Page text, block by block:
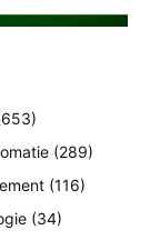
(289)
(116)
(34)